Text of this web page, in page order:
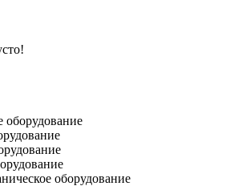
оборудование
оборудование